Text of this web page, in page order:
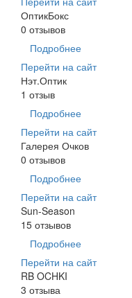
ОптикБокс
0 отзывов
Подробнее
Перейти на сайт
Нэт.Оптик
1 отзыв
Подробнее
Перейти на сайт
Галерея Очков
0 отзывов
Подробнее
Перейти на сайт
Sun-Season
15 отзывов
Подробнее
Перейти на сайт
RB OCHKI
3 отзыва